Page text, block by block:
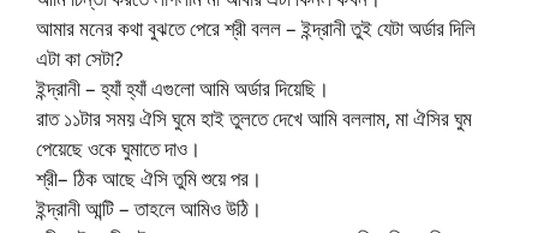
আমার মনের কথা বুঝতে পেরে শ্রী বলল – ইন্দ্রানী তুই যেটা অর্ডার দিলি
এটা কা সেটা?
ইন্দ্রানী – হ্যাঁ হ্যাঁ এগুলো আমি অর্ডার দিয়েছি।
রাত ১১টার সময় ঐসি ঘুমে হাই তুলতে দেখে আমি বললাম, মা ঐসির ঘুম
পেয়েছে ওকে ঘুমাতে দাও।
শ্রী– ঠিক আছে ঐসি তুমি শুয়ে পর।
ইন্দ্রানী আন্টি – তাহলে আমিও উঠি।